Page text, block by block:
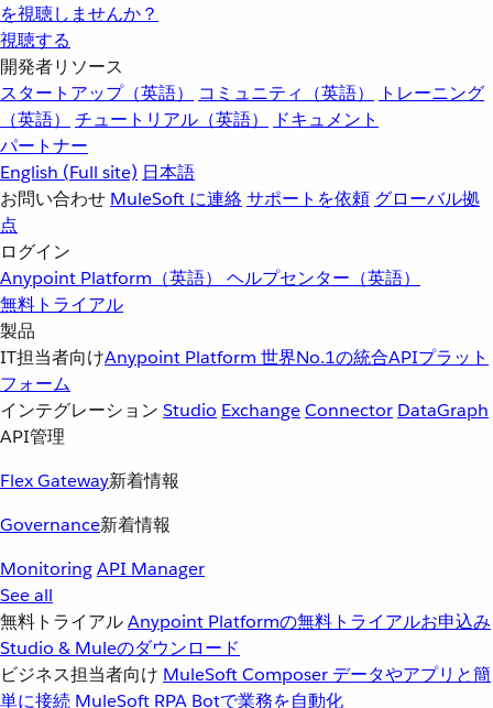
を視聴しませんか？
視聴する
開発者リソース
スタートアップ（英語）
コミュニティ（英語）
トレーニング
（英語）
チュートリアル（英語）
ドキュメント
パートナー
English (Full site) 日本語
お問い合わせ MuleSoft に連絡サポートを依頼 グローバル拠
点
ログイン
Anypoint Platform（英語） ヘルプセンター（英語）
無料トライアル
製品
IT担当者向けAnypoint Platform 世界No.1の統合APIプラット
フォーム
インテグレーション Studio ExchangeConnector DataGraph
API管理
Flex Gateway新着情報
Governance新着情報
MonitoringAPI Manager
See all
無料トライアルAnypoint Platformの無料トライアルお申込み
Studio & Muleのダウンロード
ビジネス担当者向け MuleSoft Composer データやアプリと簡
単に接続 MuleSoft RPA Botで業務を自動化